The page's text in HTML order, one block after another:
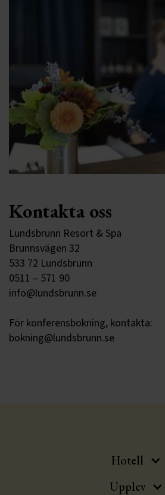
Kontakta oss
Lundsbrunn Resort & Spa
Brunnsvägen 32
533 72 Lundsbrunn
0511 – 571 90
info@lundsbrunn.se
För konferensbokning, kontakta:
bokning@lundsbrunn.se
Hotell
Upplev